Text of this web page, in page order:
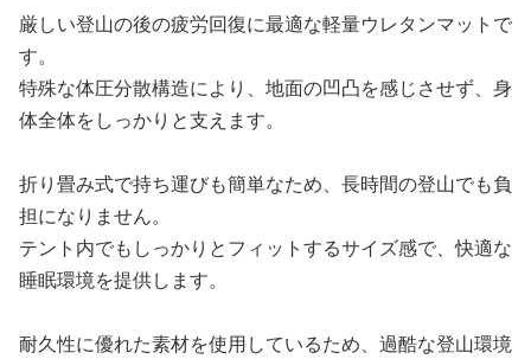
厳しい登山の後の疲労回復に最適な軽量ウレタンマットで
す。
特殊な体圧分散構造により、地面の凹凸を感じさせず、身
体全体をしっかりと支えます。
折り畳み式で持ち運びも簡単なため、長時間の登山でも負
担になりません。
テント内でもしっかりとフィットするサイズ感で、快適な
睡眠環境を提供します。
耐久性に優れた素材を使用しているため、過酷な登山環境